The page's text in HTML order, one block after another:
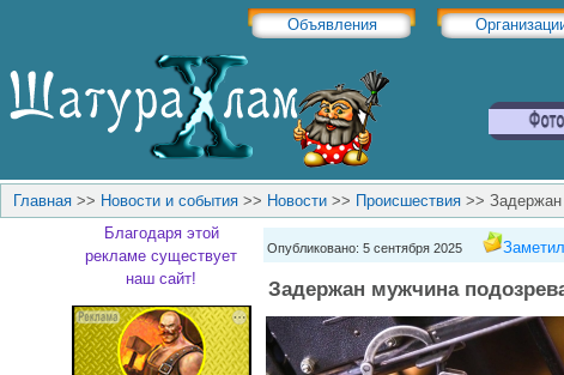
Объявления
Главная >> Новости и события >> Новости >> Происшествия >> Задержан
Благодаря этой
рекламе существует
наш сайт!
Опубликовано: 5 сентября 2025
Задержан мужчина